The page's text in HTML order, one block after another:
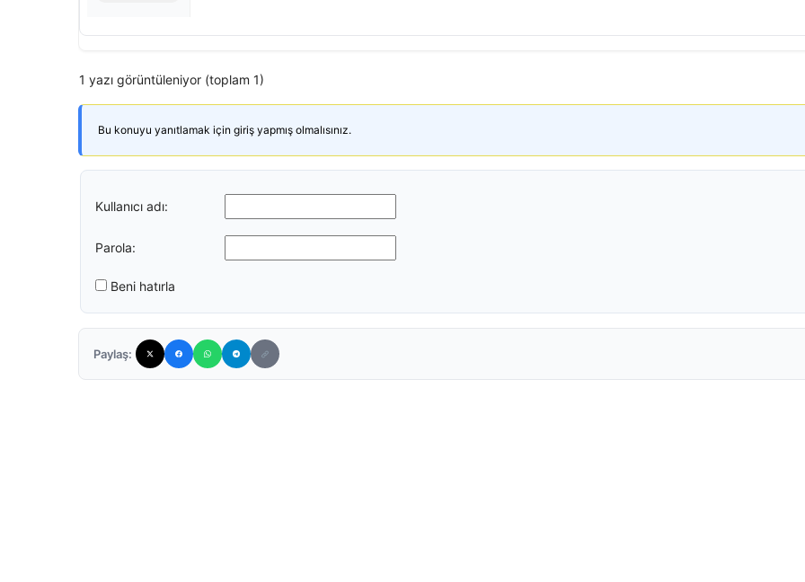
1 yazı görüntüleniyor (toplam 1)
Bu konuyu yanıtlamak için giriş yapmış olmalısınız.
Kullanıcı adı:
Parola:
Beni hatırla
Paylaş: